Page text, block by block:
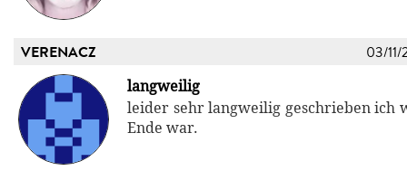
VERENACZ 03/11/
langweilig
leider sehr langweilig geschrieben ich
Ende war.